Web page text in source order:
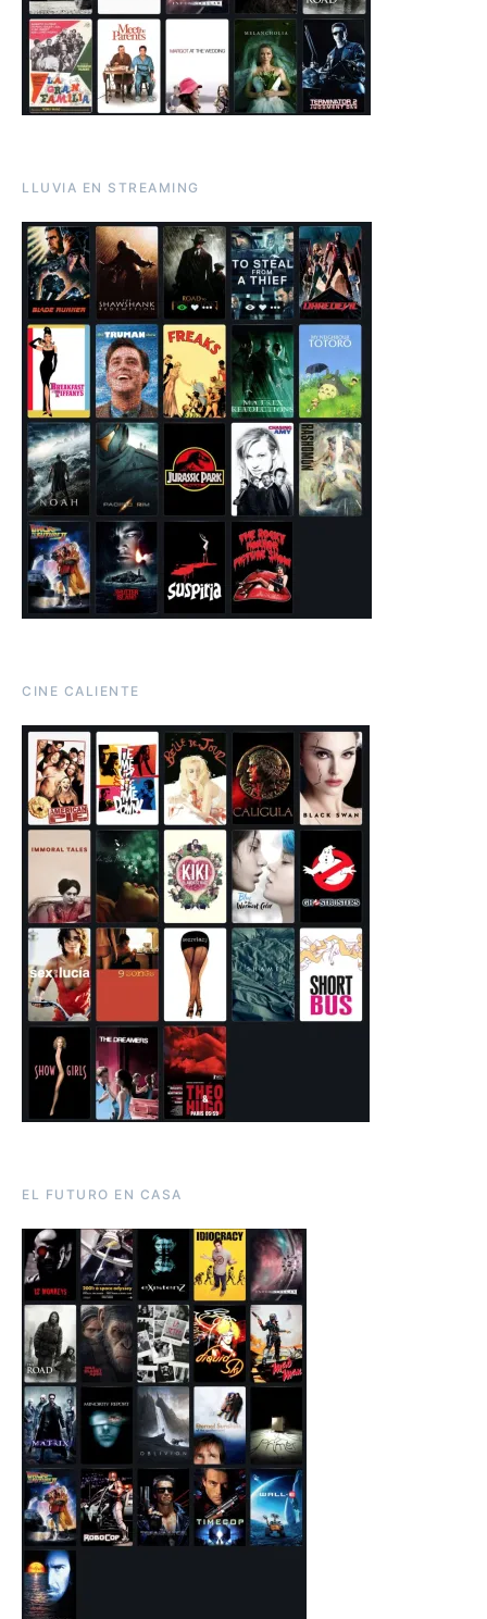
LLUVIA EN STREAMING
CINE CALIENTE
EL FUTURO EN CASA